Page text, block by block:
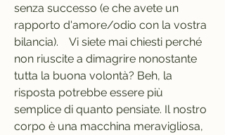
senza successo (e che avete un
rapporto d'amore/odio con la vostra
bilancia).    Vi siete mai chiesti perché
non riuscite a dimagrire nonostante
tutta la buona volontà? Beh, la
risposta potrebbe essere più
semplice di quanto pensiate. Il nostro
corpo è una macchina meravigliosa,